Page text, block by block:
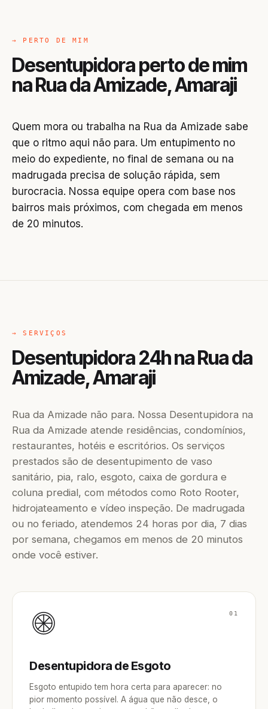
→ PERTO DE MIM
Desentupidora perto de mim
na Rua da Amizade, Amaraji
Quem mora ou trabalha na Rua da Amizade sabe
que o ritmo aqui não para. Um entupimento no
meio do expediente, no final de semana ou na
madrugada precisa de solução rápida, sem
burocracia. Nossa equipe opera com base nos
bairros mais próximos, com chegada em menos
de 20 minutos.
→ SERVIÇOS
Desentupidora 24h na Rua da
Amizade, Amaraji
Rua da Amizade não para. Nossa Desentupidora na
Rua da Amizade atende residências, condomínios,
restaurantes, hotéis e escritórios. Os serviços
prestados são de desentupimento de vaso
sanitário, pia, ralo, esgoto, caixa de gordura e
coluna predial, com métodos como Roto Rooter,
hidrojateamento e vídeo inspeção. De madrugada
ou no feriado, atendemos 24 horas por dia, 7 dias
por semana, chegamos em menos de 20 minutos
onde você estiver.
01
Desentupidora de Esgoto
Esgoto entupido tem hora certa para aparecer: no
pior momento possível. A água que não desce, o